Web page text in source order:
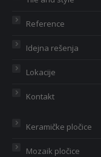
Reference
Idejna rešenja
Lokacije
Kontakt
Keramičke pločice
Mozaik pločice